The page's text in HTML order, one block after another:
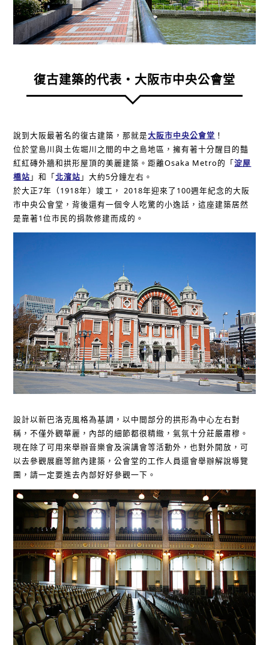
復古建築的代表・大阪市中央公會堂
說到大阪最著名的復古建築，那就是大阪市中央公會堂 ！
位於堂島川與土佐堀川之間的中之島地區，擁有著十分醒目的豔
紅紅磚外牆和拱形屋頂的美麗建築。距離Osaka Metro的「淀屋
橋站 」和「北濱站 」大約5分鐘左右。
於大正7年（1918年）竣工， 2018年迎來了100週年紀念的大阪
市中央公會堂，背後還有一個令人吃驚的小逸話，這座建築居然
是靠著1位市民的捐款修建而成的。
設計以新巴洛克風格為基調，以中間部分的拱形為中心左右對
稱，不僅外觀華麗，內部的細節都很精緻，氣氛十分莊嚴肅穆。
現在除了可用來舉辦音樂會及演講會等活動外，也對外開放，可
以去參觀展廳等館內建築，公會堂的工作人員還會舉辦解說導覽
團，請一定要進去內部好好參觀一下。